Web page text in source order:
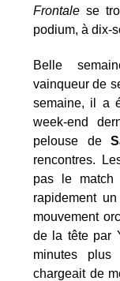
Frontale se
podium, à dix-
Belle
vainqueur de
semaine, il a
week-end
pelouse de
rencontres.
pas le
rapidement
mouvement
de la tête par
minutes
chargeait de